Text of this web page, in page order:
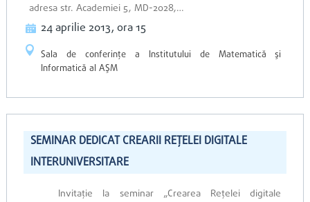
adresa str. Academiei 5, MD-2028,…
24 aprilie 2013, ora 15
Sala de conferinţe a Institutului de Matematică şi
Informatică al AŞM
SEMINAR DEDICAT CREARII REŢELEI DIGITALE
INTERUNIVERSITARE
Invitaţie la seminar „Crearea Reţelei digitale